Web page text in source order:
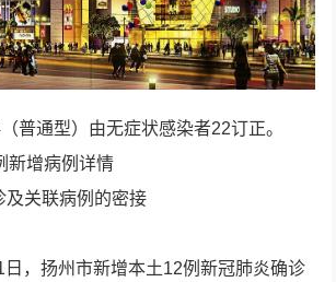
普通型）由无症状感染者22订正。
新增病例详情
及关联病例的密接
日，扬州市新增本土12例新冠肺炎确诊